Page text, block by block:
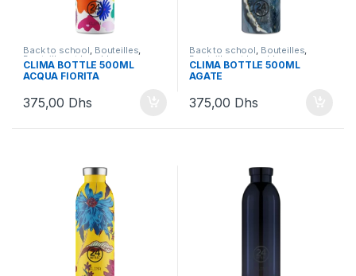
Back to school, Bouteilles,
Bouteilles et Lunchbox
CLIMA BOTTLE 500ML
ACQUA FIORITA
375,00 Dhs
Back to school, Bouteilles,
Bouteilles et Lunchbox
CLIMA BOTTLE 500ML
AGATE
375,00 Dhs